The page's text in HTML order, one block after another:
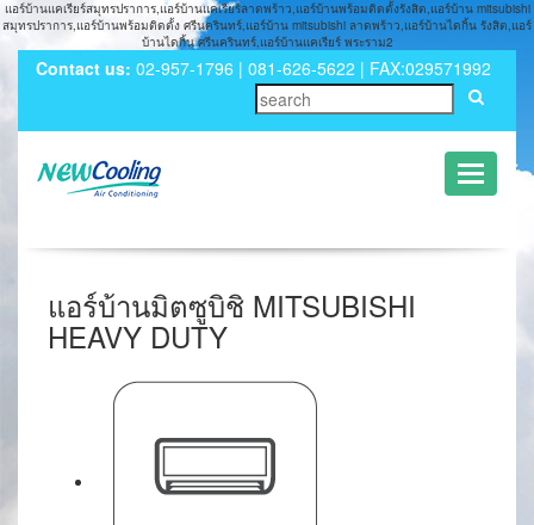
แอร์บ้านแคเรียร์สมุทรปราการ,แอร์บ้านแคเรียร์ลาดพร้าว,แอร์บ้านพร้อมติดตั้งรังสิต,แอร์บ้าน mitsubishi
สมุทรปราการ,แอร์บ้านพร้อมติดตั้ง ศรีนครินทร์,แอร์บ้าน mitsubishi ลาดพร้าว,แอร์บ้านไดกิ้น รังสิต,แอร์
บ้านไดกิ้น ศรีนครินทร์,แอร์บ้านแคเรียร์ พระราม2
Contact us: 02-957-1796 | 081-626-5622 | FAX:029571992
Toggle
แอร์บ้านมิตซูบิชิ MITSUBISHI
HEAVY DUTY